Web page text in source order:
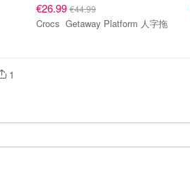
€26.99€44.99
Crocs Getaway Platform 人字拖
1